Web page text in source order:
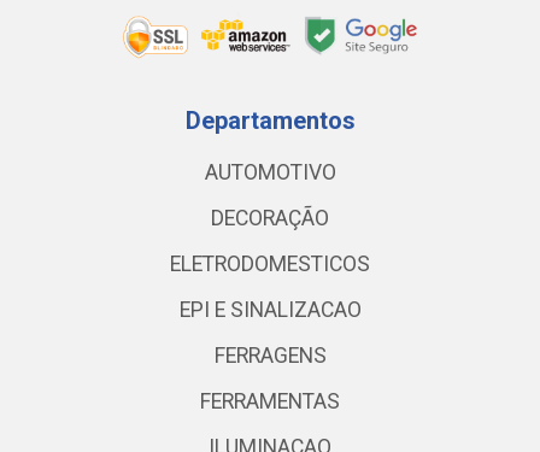
Departamentos
AUTOMOTIVO
DECORAÇÃO
ELETRODOMESTICOS
EPI E SINALIZACAO
FERRAGENS
FERRAMENTAS